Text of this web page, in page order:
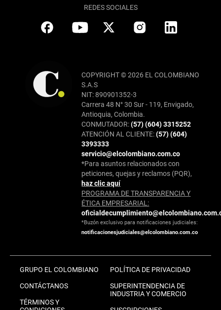
REDES SOCIALES
COPYRIGHT © 2026 EL COLOMBIANO
S.A.S
NIT: 890901352-3
Carrera 48 N° 30 Sur - 119, Envigado,
Antioquia, Colombia.
CONMUTADOR:(57) (604) 3315252
ATENCIÓN AL CLIENTE:(57) (604)
3393333
servicio@elcolombiano.com.co
*Para asuntos relacionados con
peticiones, quejas y reclamos (PQR),
haz clic aquí
PROGRAMA DE TRANSPARENCIA Y
ÉTICA EMPRESARIAL:
*Buzón exclusivo para notificaciones judiciales:
notificacionesjudiciales@elcolombiano.com.co
GRUPO EL COLOMBIANO
CONTÁCTANOS
TÉRMINOS Y
POLÍTICA DE PRIVACIDAD
SUPERINTENDENCIA DE
INDUSTRIA Y COMERCIO